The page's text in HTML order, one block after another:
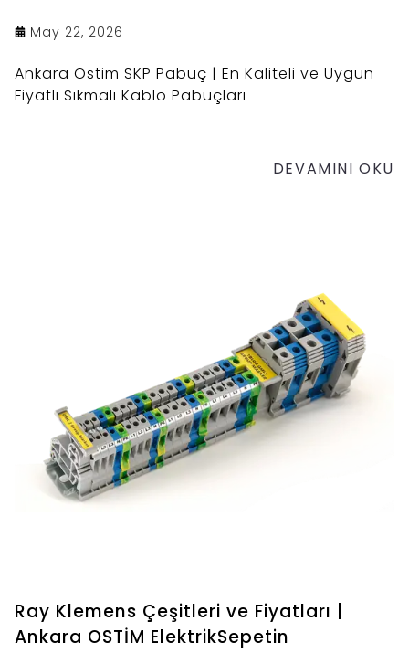
May 22, 2026
Ankara Ostim SKP Pabuç | En Kaliteli ve Uygun
Fiyatlı Sıkmalı Kablo Pabuçları
DEVAMINI OKU
Ray Klemens Çeşitleri ve Fiyatları |
Ankara OSTİM ElektrikSepetin